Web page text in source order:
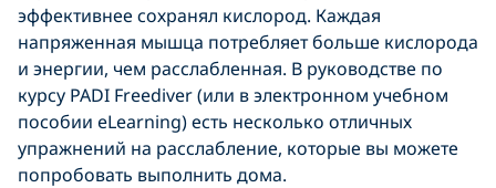
эффективнее сохранял кислород. Каждая
напряженная мышца потребляет больше кислорода
и энергии, чем расслабленная. В руководстве по
курсу PADI Freediver (или в электронном учебном
пособии eLearning) есть несколько отличных
упражнений на расслабление, которые вы можете
попробовать выполнить дома.